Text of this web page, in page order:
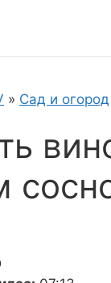
» Сад и огород